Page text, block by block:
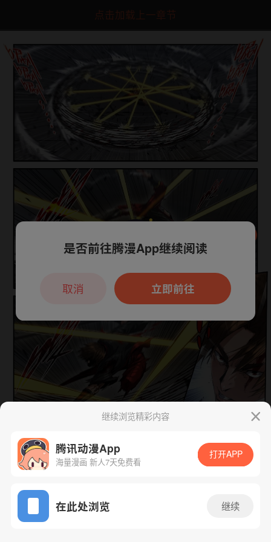
点击加载上一章节
App免费看
继续浏览精彩内容
腾讯动漫App
海量漫画 新人7天免费看
打开APP
在此处浏览 继续
本章节仅支持App阅读，可打开App新用
户7天免费看
是否前往腾漫App继续阅读
立即前往
取消